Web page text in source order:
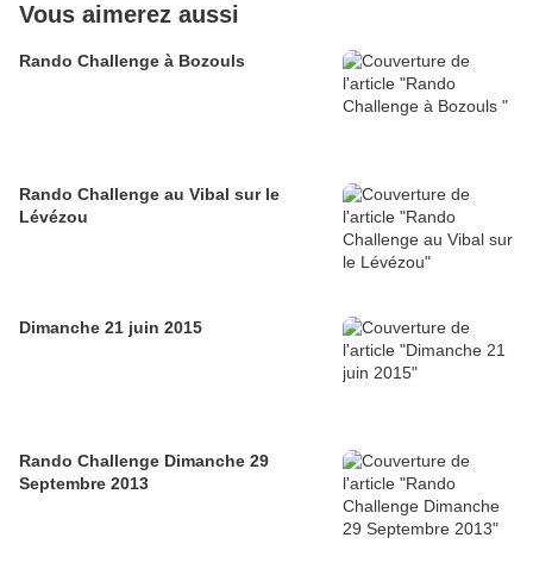
Vous aimerez aussi
Rando Challenge à Bozouls
Rando Challenge au Vibal sur le
Lévézou
Dimanche 21 juin 2015
Rando Challenge Dimanche 29
Septembre 2013